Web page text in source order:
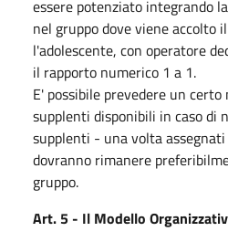
essere potenziato integrando
nel gruppo dove viene accolto
l'adolescente, con operatore
il rapporto numerico 1 a 1.
E' possibile prevedere un
supplenti disponibili in caso di
supplenti - una volta
dovranno rimanere
gruppo.
Art. 5 - Il Modello